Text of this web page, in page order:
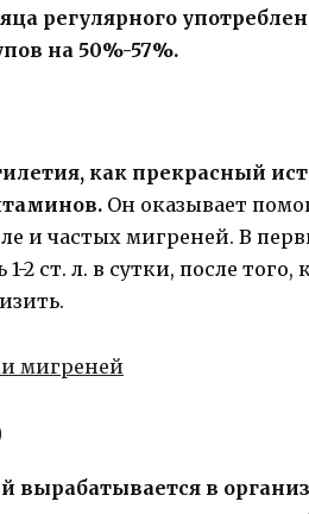
регулярного
на 50%-57%.
как прекрасный
Он оказывает
и частых мигреней. В
2 ст. л. в сутки, после того,
вырабатывается в